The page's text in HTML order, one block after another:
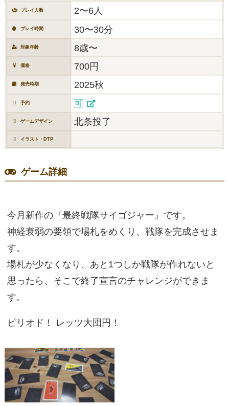
プレイ人数 2〜6人
プレイ時間 30〜30分
対象年齢 8歳〜
価格 700円
発売時期 2025秋
予約 可
ゲームデザイン 北条投了
イラスト・DTP
ゲーム詳細
今月新作の『最終戦隊サイゴジャー』です。
神経衰弱の要領で場札をめくり、戦隊を完成させま
す。
場札が少なくなり、あと1つしか戦隊が作れないと
思ったら、そこで終了宣言のチャレンジができま
す。
ピリオド！ レッツ大団円！